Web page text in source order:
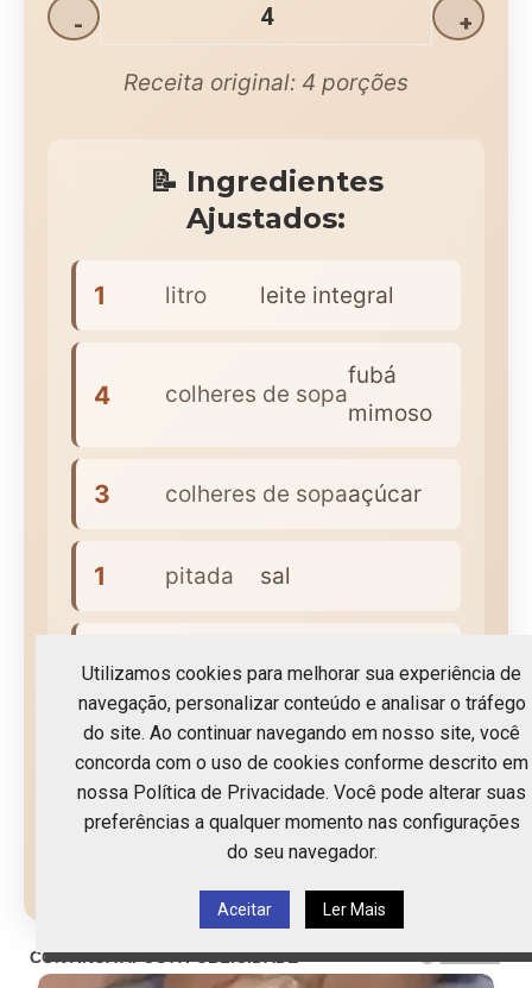
- +
Receita original: 4 porções
📝 Ingredientes
Ajustados:
1 litro leite integral
4 colheres de sopa
fubá
mimoso
3 colheres de sopaaçúcar
1 pitada sal
1
Canela em pó para polvilhar
↺ Voltar para receita original
Utilizamos cookies para melhorar sua experiência de
navegação, personalizar conteúdo e analisar o tráfego
do site. Ao continuar navegando em nosso site, você
concorda com o uso de cookies conforme descrito em
nossa Política de Privacidade. Você pode alterar suas
preferências a qualquer momento nas configurações
do seu navegador.
Aceitar Ler Mais